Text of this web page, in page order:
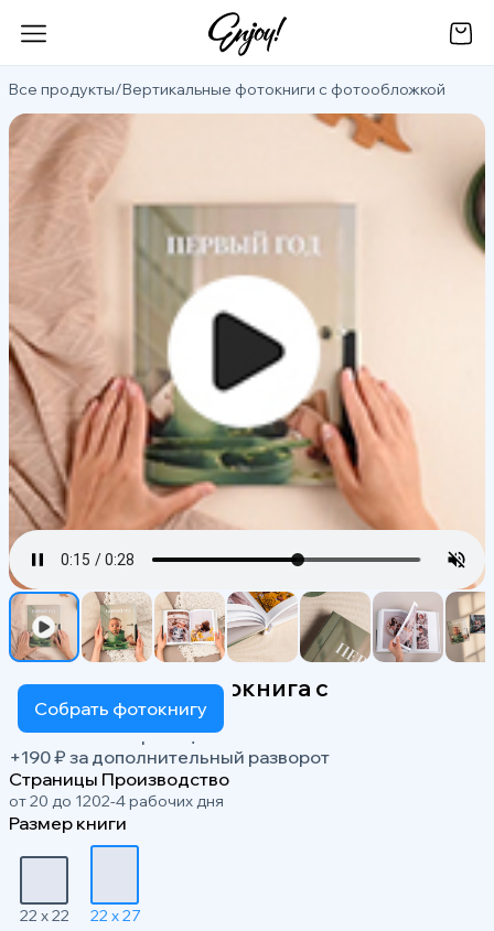
Все продукты/Вертикальные фотокниги с фотообложкой
Вертикальная фотокнига с
фотообложкой
3 290 ₽ за 20 страниц
+190 ₽ за дополнительный разворот
Страницы
от 20 до 120
Производство
2-4 рабочих дня
Размер книги
22 x 22 22 x 27
Собрать фотокнигу